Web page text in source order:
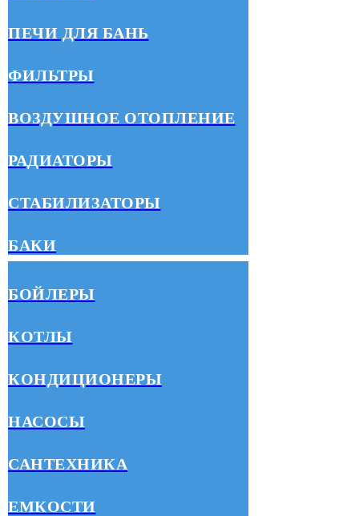
ПЕЧИ ДЛЯ БАНЬ
ФИЛЬТРЫ
ВОЗДУШНОЕ ОТОПЛЕНИЕ
РАДИАТОРЫ
СТАБИЛИЗАТОРЫ
БАКИ
БОЙЛЕРЫ
КОТЛЫ
КОНДИЦИОНЕРЫ
НАСОСЫ
САНТЕХНИКА
ЕМКОСТИ